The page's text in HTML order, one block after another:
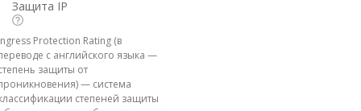
Защита IP
Protection Rating (в
с английского языка —
защиты от
— система
степеней защиты